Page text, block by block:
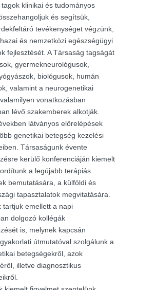
klinikai és tudományos
és segítsük,
tevékenységet végzünk,
és nemzetközi egészségügyi
fejlesztését. A Társaság tagságát
gyermekneurológusok,
biológusok, humán
valamint a neurogenetikai
vonatkozásban
lévő szakemberek alkotják.
látványos előrelépések
genetikai betegség kezelési
Társaságunk évente
kerülő konferenciáján kiemelt
a legújabb terápiás
bemutatására, a külföldi és
tapasztalatok megvitatására.
tartjuk emellett a napi
dolgozó kollégák
is, melynek kapcsán
útmutatóval szolgálunk a
betegségekről, azok
illetve diagnosztikus